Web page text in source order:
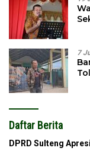
7
Daftar Berita
DPRD Sulteng